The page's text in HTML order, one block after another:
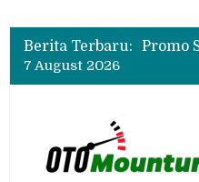
Berita Terbaru:
7 August 2026